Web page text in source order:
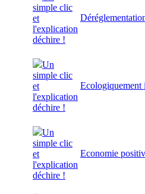
simple clic
et
l'explication
déchire !
Un
simple clic
et
l'explication
déchire !
Ecologiquement
Un
simple clic
et
l'explication
déchire !
Economie